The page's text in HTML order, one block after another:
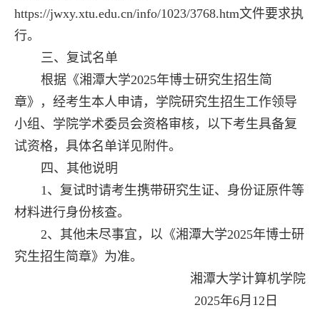
https://jwxy.xtu.edu.cn/info/1023/3768.htm文件要求执
行。
三、复试名单
根据《湘潭大学2025年博士研究生招生简
章》，经考生本人申请，学院研究生招生工作领导
小组、学院学术委员会资格审核，以下考生具备复
试资格，具体名单详见附件。
四、其他说明
1、复试时请考生携带研究生证、身份证原件等
材料进行身份核查。
2、其他未尽事宜，以《湘潭大学2025年博士研
究生招生简章》为准。
湘潭大学计算机学院
2025年6月12日